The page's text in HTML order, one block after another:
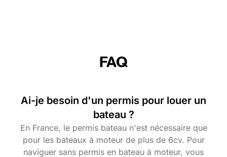
FAQ
Ai-je besoin d'un permis pour louer un
bateau ?
En France, le permis bateau n'est nécessaire que
pour les bateaux à moteur de plus de 6cv. Pour
naviguer sans permis en bateau à moteur, vous